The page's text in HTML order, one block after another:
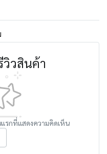
วสินค้า
รกที่แสดงความคิดเห็น